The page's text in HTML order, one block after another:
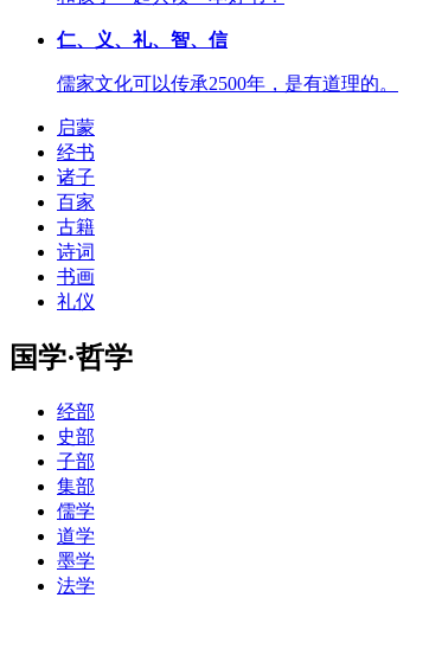
仁、义、礼、智、信
儒家文化可以传承2500年，是有道理的。
启蒙
经书
诸子
百家
古籍
诗词
书画
礼仪
国学·哲学
经部
史部
子部
集部
儒学
道学
墨学
法学